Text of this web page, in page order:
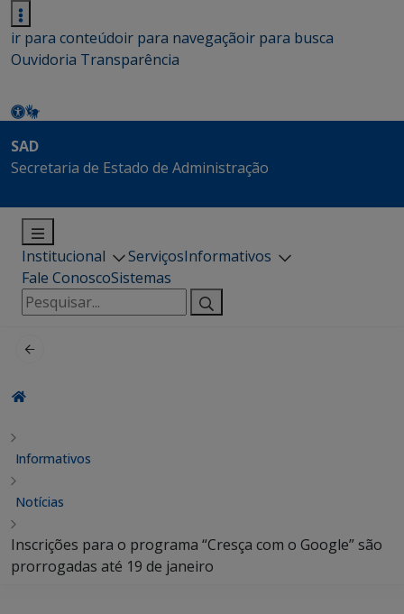
ir para conteúdoir para navegaçãoir para busca
Ouvidoria Transparência
SAD
Secretaria de Estado de Administração
Institucional ServiçosInformativos
Fale ConoscoSistemas
Pesquisar
por:
Informativos
Notícias
Inscrições para o programa “Cresça com o Google” são
prorrogadas até 19 de janeiro